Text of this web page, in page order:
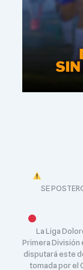
SE
La Liga
Primera
disputará este
tomada por el